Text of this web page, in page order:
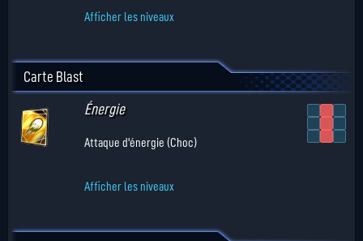
Afficher les niveaux
Carte Blast
Énergie
Attaque d'énergie (Choc)
Afficher les niveaux